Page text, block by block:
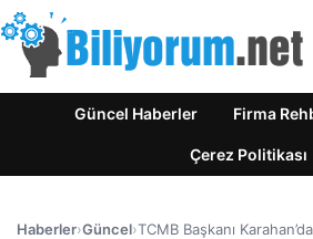
Güncel Haberler Firma
Çerez Politikası
Haberler›Güncel›TCMB Başkanı